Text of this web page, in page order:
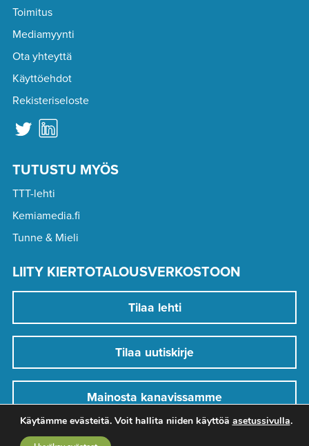
Toimitus
Mediamyynti
Ota yhteyttä
Käyttöehdot
Rekisteriseloste
TUTUSTU MYÖS
TTT-lehti
Kemiamedia.fi
Tunne & Mieli
LIITY KIERTOTALOUSVERKOSTOON
Tilaa lehti
Tilaa uutiskirje
Mainosta kanavissamme
Käytämme evästeitä. Voit hallita niiden käyttöä asetussivulla.